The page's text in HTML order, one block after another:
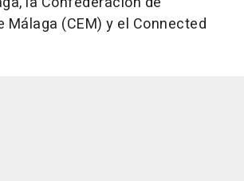
Málaga (CEM) y el Connected